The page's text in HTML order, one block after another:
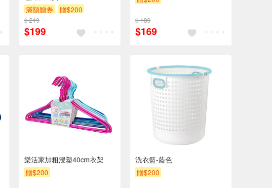
滿額贈券
贈$200
$ 219
$199
$ 189
$169
樂活家加粗浸塑40cm衣架
贈$200
洗衣籃-藍色
贈$200